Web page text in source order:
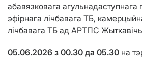
абавязковага агульнадаступнага
эфірнага лічбавага ТБ,
лічбавага ТБ ад АРТПС
05.06.2026 з 00.30 да 05.30 на